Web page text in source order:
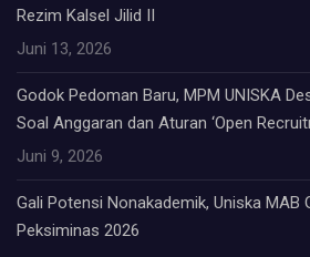
Rezim Kalsel Jilid II
Juni 13, 2026
Godok Pedoman Baru, MPM UNISKA
Soal Anggaran dan Aturan ‘Open
Juni 9, 2026
Gali Potensi Nonakademik, Uniska MAB
Peksiminas 2026